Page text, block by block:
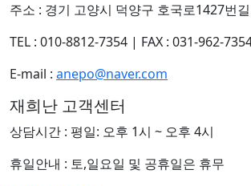
주소 : 경기 고양시 덕양구 호국로1427번
TEL : 010-8812-7354 | FAX : 031-962-
E-mail : anepo@naver.com
재희난 고객센터
상담시간 : 평일: 오후 1시 ~ 오후 4시
휴일안내 : 토,일요일 및 공휴일은 휴무